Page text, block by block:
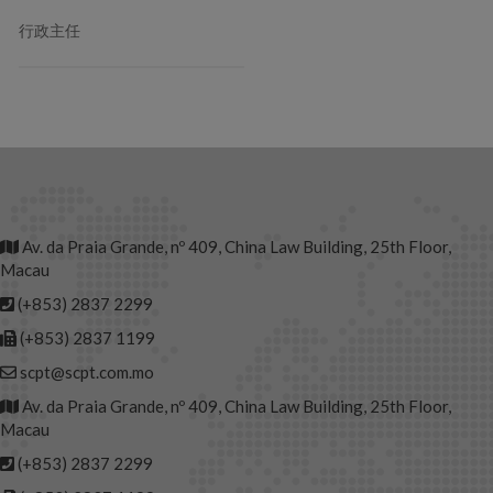
行政主任
Av. da Praia Grande, nº 409, China Law Building, 25th Floor,
Macau
(+853) 2837 2299
(+853) 2837 1199
scpt@scpt.com.mo
Av. da Praia Grande, nº 409, China Law Building, 25th Floor,
Macau
(+853) 2837 2299